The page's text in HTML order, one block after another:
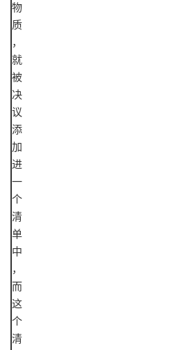
物
质
，
就
被
决
议
添
加
进
一
个
清
单
中
，
而
这
个
清